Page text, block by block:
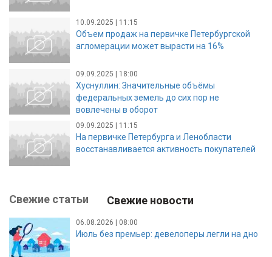
10.09.2025 | 11:15
Объем продаж на первичке Петербургской
агломерации может вырасти на 16%
09.09.2025 | 18:00
Хуснуллин: Значительные объёмы
федеральных земель до сих пор не
вовлечены в оборот
09.09.2025 | 11:15
На первичке Петербурга и Ленобласти
восстанавливается активность покупателей
Свежие статьи Свежие новости
06.08.2026 | 08:00
Июль без премьер: девелоперы легли на дно